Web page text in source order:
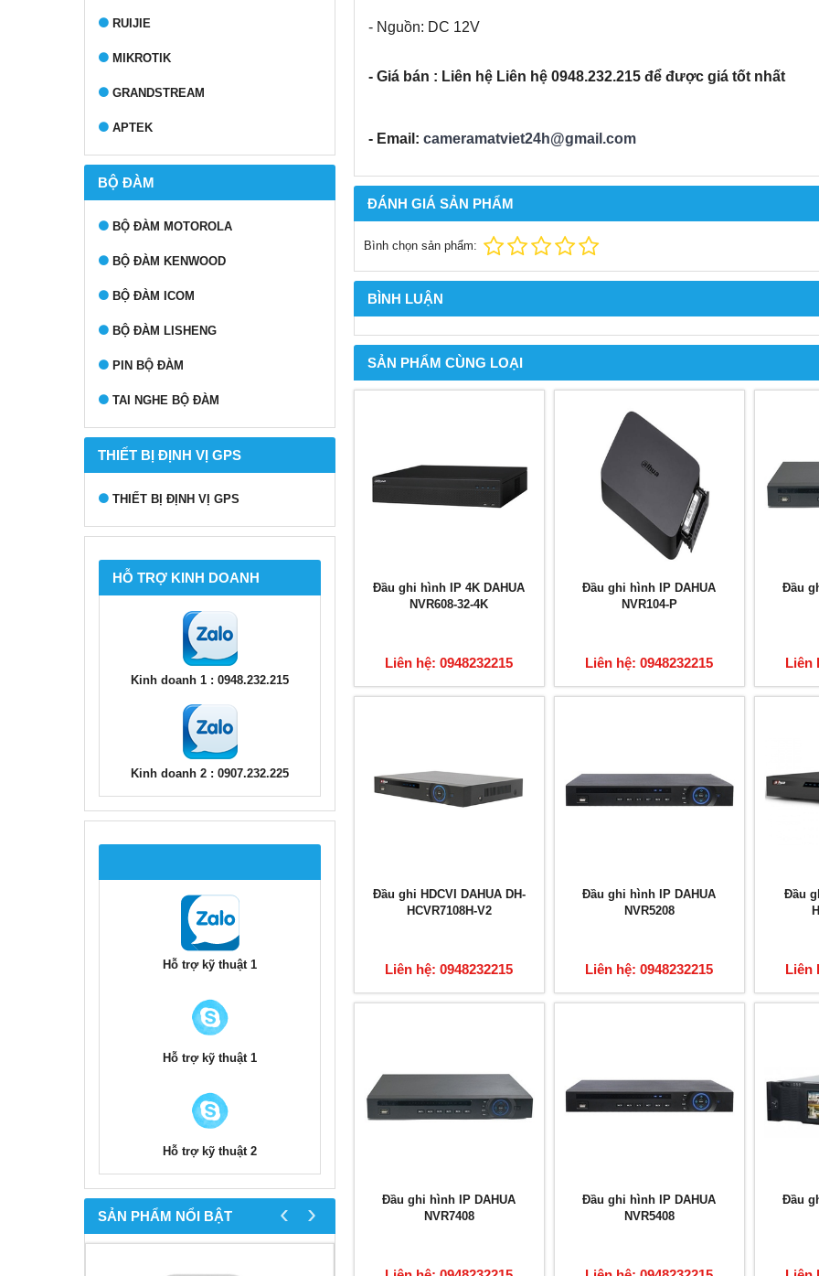
RUIJIE
MIKROTIK
GRANDSTREAM
APTEK
BỘ ĐÀM
BỘ ĐÀM MOTOROLA
BỘ ĐÀM KENWOOD
BỘ ĐÀM ICOM
BỘ ĐÀM LISHENG
PIN BỘ ĐÀM
TAI NGHE BỘ ĐÀM
THIẾT BỊ ĐỊNH VỊ GPS
THIẾT BỊ ĐỊNH VỊ GPS
HỖ TRỢ KINH DOANH
Kinh doanh 1 : 0948.232.215
Kinh doanh 2 : 0907.232.225
Hỗ trợ kỹ thuật 1
Hỗ trợ kỹ thuật 1
Hỗ trợ kỹ thuật 2
SẢN PHẨM NỔI BẬT ‹ ›
- Nguồn: DC 12V
- Giá bán : Liên hệ Liên hệ 0948.232.215 để được giá tốt nhất
- Email: cameramatviet24h@gmail.com
ĐÁNH GIÁ SẢN PHẨM
Bình chọn sản phẩm:
BÌNH LUẬN
SẢN PHẨM CÙNG LOẠI
Đầu ghi hình IP 4K DAHUA
NVR608-32-4K
Liên hệ: 0948232215
Đầu ghi hình IP DAHUA
NVR104-P
Liên hệ: 0948232215
Đầu
Liên
Đầu ghi HDCVI DAHUA DH-
HCVR7108H-V2
Liên hệ: 0948232215
Đầu ghi hình IP DAHUA
NVR5208
Liên hệ: 0948232215
Đầu
Liên
Đầu ghi hình IP DAHUA
NVR7408
Đầu ghi hình IP DAHUA
NVR5408
Đầu